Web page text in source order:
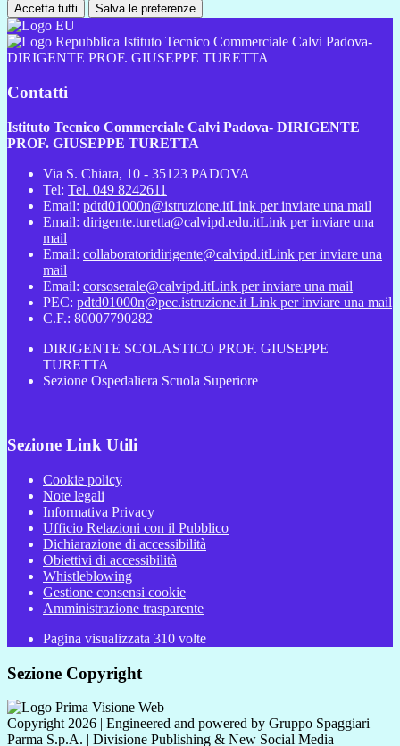
Accetta tutti Salva le preferenze
Istituto Tecnico Commerciale Calvi Padova-
DIRIGENTE PROF. GIUSEPPE TURETTA
Contatti
Istituto Tecnico Commerciale Calvi Padova- DIRIGENTE
PROF. GIUSEPPE TURETTA
Via S. Chiara, 10 - 35123 PADOVA
Tel: Tel. 049 8242611
Email: pdtd01000n@istruzione.itLink per inviare una mail
Email: dirigente.turetta@calvipd.edu.itLink per inviare una
mail
Email: collaboratoridirigente@calvipd.itLink per inviare una
mail
Email: corsoserale@calvipd.itLink per inviare una mail
PEC: pdtd01000n@pec.istruzione.it Link per inviare una mail
C.F.: 80007790282
DIRIGENTE SCOLASTICO PROF. GIUSEPPE
TURETTA
Sezione Ospedaliera Scuola Superiore
Sezione Link Utili
Cookie policy
Note legali
Informativa Privacy
Ufficio Relazioni con il Pubblico
Dichiarazione di accessibilità
Obiettivi di accessibilità
Whistleblowing
Gestione consensi cookie
Amministrazione trasparente
Pagina visualizzata 310 volte
Sezione Copyright
Copyright 2026 | Engineered and powered by Gruppo Spaggiari
Parma S.p.A. | Divisione Publishing & New Social Media